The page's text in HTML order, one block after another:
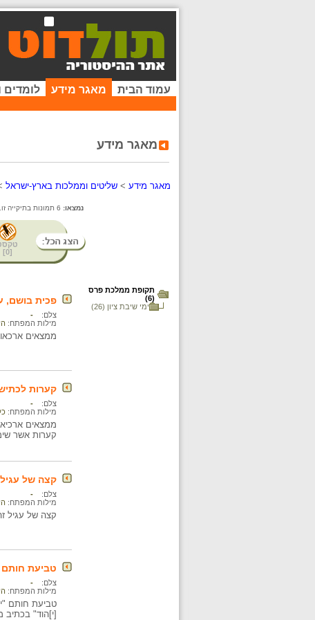
עמוד הבית מאגר מידע לומדים
מאגר מידע
מאגר מידע > שליטים וממלכות בארץ-ישראל
נמצאו:
[
0
]
תקופת ממלכת פרס
(6)
ימי שיבת ציון (26)
פכית בושם,
צלם:
-
מילות המפתח:
ממצאים
קערות
צלם:
-
מילות המפתח:
ממצאים
קערות אשר
קצה של
צלם:
-
מילות המפתח:
קצה של עגיל
טביעת חותם
צלם:
-
מילות המפתח:
[י]הוד" בכתיב